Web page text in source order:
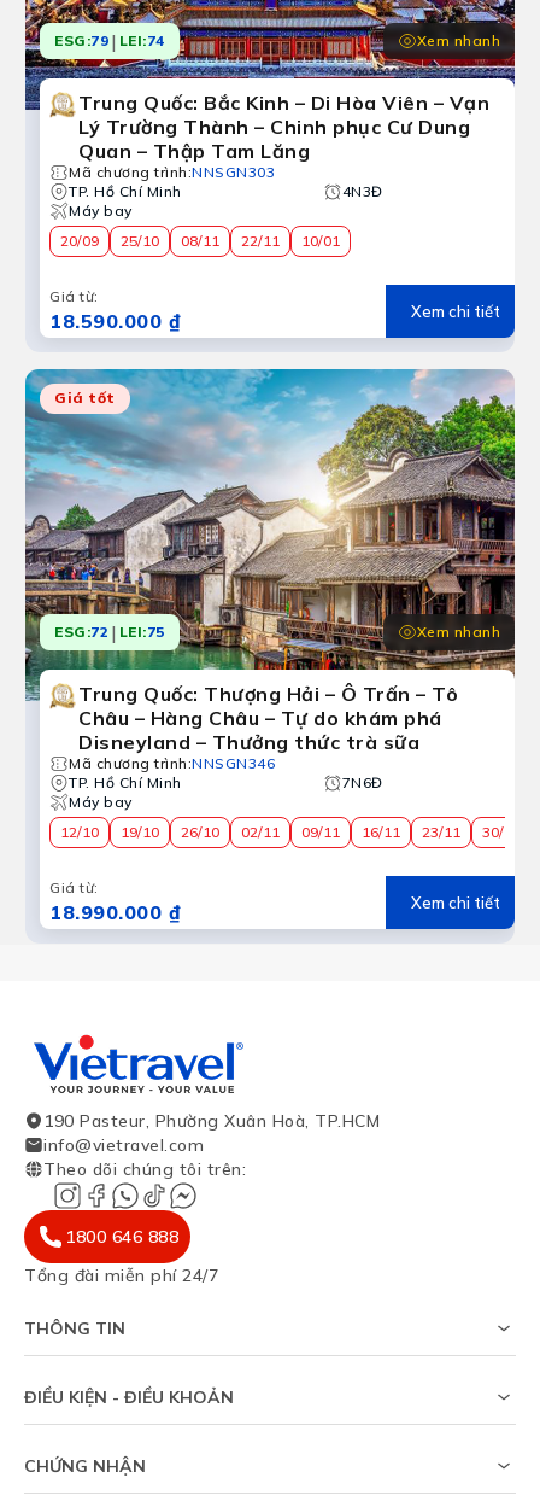
ESG:79 | LEI:74 Xem nhanh
Trung Quốc: Bắc Kinh – Di Hòa Viên – Vạn
Lý Trường Thành – Chinh phục Cư Dung
Quan – Thập Tam Lăng
Mã chương trình:NNSGN303
TP. Hồ Chí Minh
4N3Đ
Máy bay
20/09
25/10 08/11 22/11 10/01
Giá từ:
18.590.000 ₫ Xem chi tiết
Giá tốt
ESG:72 | LEI:75 Xem nhanh
Trung Quốc: Thượng Hải – Ô Trấn – Tô
Châu – Hàng Châu – Tự do khám phá
Disneyland – Thưởng thức trà sữa
Mã chương trình:NNSGN346
TP. Hồ Chí Minh
7N6Đ
Máy bay
12/10
19/10 26/10 02/11 09/11 16/11 23/11 30/11
Giá từ:
18.990.000 ₫ Xem chi tiết
190 Pasteur, Phường Xuân Hoà, TP.HCM
info@vietravel.com
Theo dõi chúng tôi trên:
1800 646 888
Tổng đài miễn phí 24/7
THÔNG TIN
Khảo sát tỷ lệ đạt visa
Sitemap
Trợ giúp
ĐIỀU KIỆN - ĐIỀU KHOẢN
Thỏa thuận sử dụng
CHỨNG NHẬN